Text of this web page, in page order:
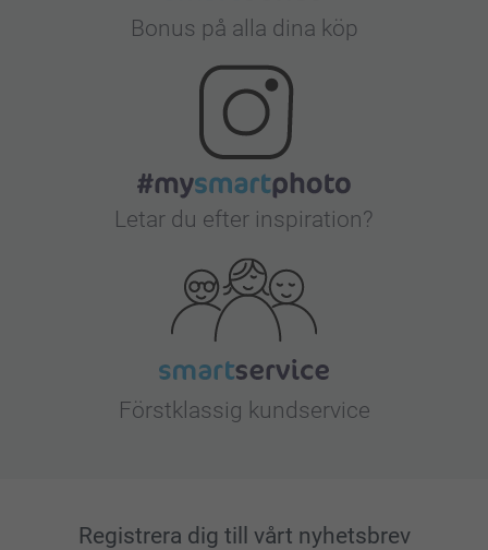
Bonus på alla dina köp
Letar du efter inspiration?
Förstklassig kundservice
Registrera dig till vårt nyhetsbrev